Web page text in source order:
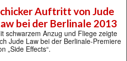
Auftritt von Jude
bei der Berlinale 2013
schwarzem Anzug und Fliege zeigte
Jude Law bei der Berlinale-Premiere
„Side Effects“.